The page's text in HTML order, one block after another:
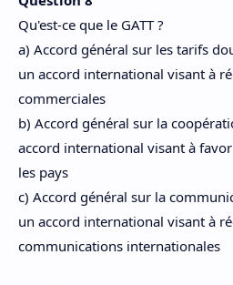
Qu'est-ce que le GATT ?
a) Accord général sur les tarifs
un accord international visant à
commerciales
b) Accord général sur la
accord international visant à
les pays
c) Accord général sur la
un accord international visant à
communications internationales